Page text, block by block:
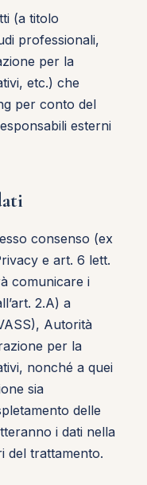
(a titolo
professionali,
per la
etc.) che
per conto del
esterni
consenso (ex
e art. 6 lett.
comunicare i
2.A) a
Autorità
per la
nonché a quei
sia
delle
i dati nella
del trattamento.